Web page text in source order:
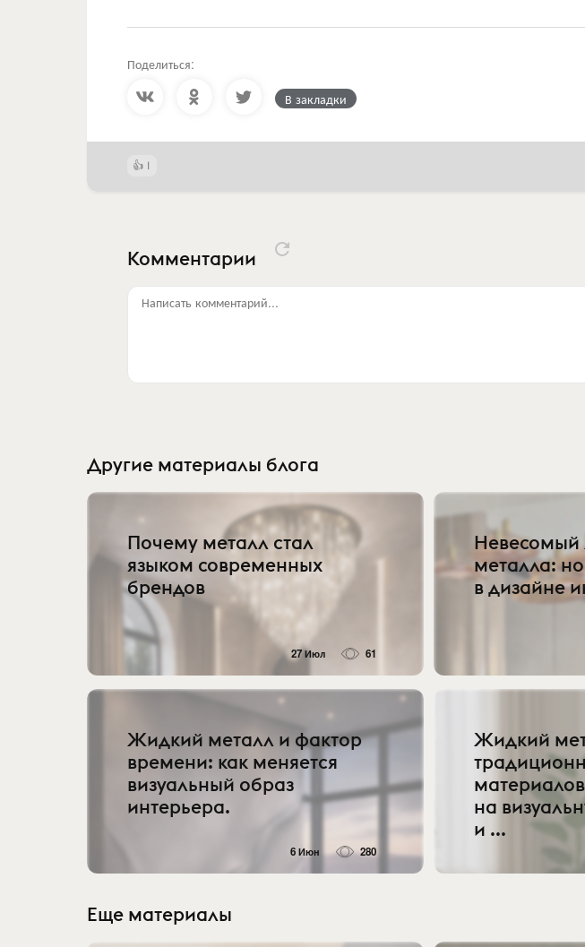
Поделиться:
В закладки
1
Комментарии
Написать комментарий...
Другие материалы блога
Почему металл стал
языком современных
брендов
27 Июл 61
Невесомый
металла:
в дизайне
Жидкий металл и фактор
времени: как меняется
визуальный образ
интерьера.
6 Июн 280
Жидкий
на
и ...
Еще материалы